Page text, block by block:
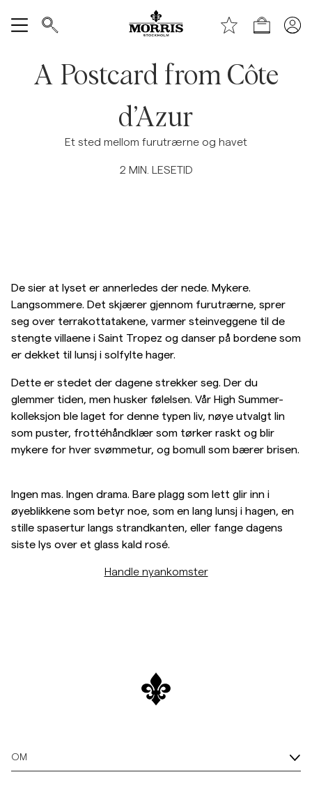
Handle
Dresser
Overshirts
Poloskjorter
Yttertøy
Shorts
Strikkegensere
A Postcard from Côte
d’Azur
Et sted mellom furutrærne og havet
2 MIN. LESETID
De sier at lyset er annerledes der nede. Mykere.
Langsommere. Det skjærer gjennom furutrærne, sprer
seg over terrakottatakene, varmer steinveggene til de
stengte villaene i Saint Tropez og danser på bordene som
er dekket til lunsj i solfylte hager.
Dette er stedet der dagene strekker seg. Der du
glemmer tiden, men husker følelsen. Vår High Summer-
kolleksjon ble laget for denne typen liv, nøye utvalgt lin
som puster, frottéhåndklær som tørker raskt og blir
mykere for hver svømmetur, og bomull som bærer brisen.
Ingen mas. Ingen drama. Bare plagg som lett glir inn i
øyeblikkene som betyr noe, som en lang lunsj i hagen, en
stille spasertur langs strandkanten, eller fange dagens
siste lys over et glass kald rosé.
Handle nyankomster
OM